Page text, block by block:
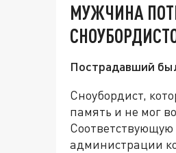
МУЖЧИНА
Пострадавший
Сноубордист,
память и не мог
Соответствующую
администрации